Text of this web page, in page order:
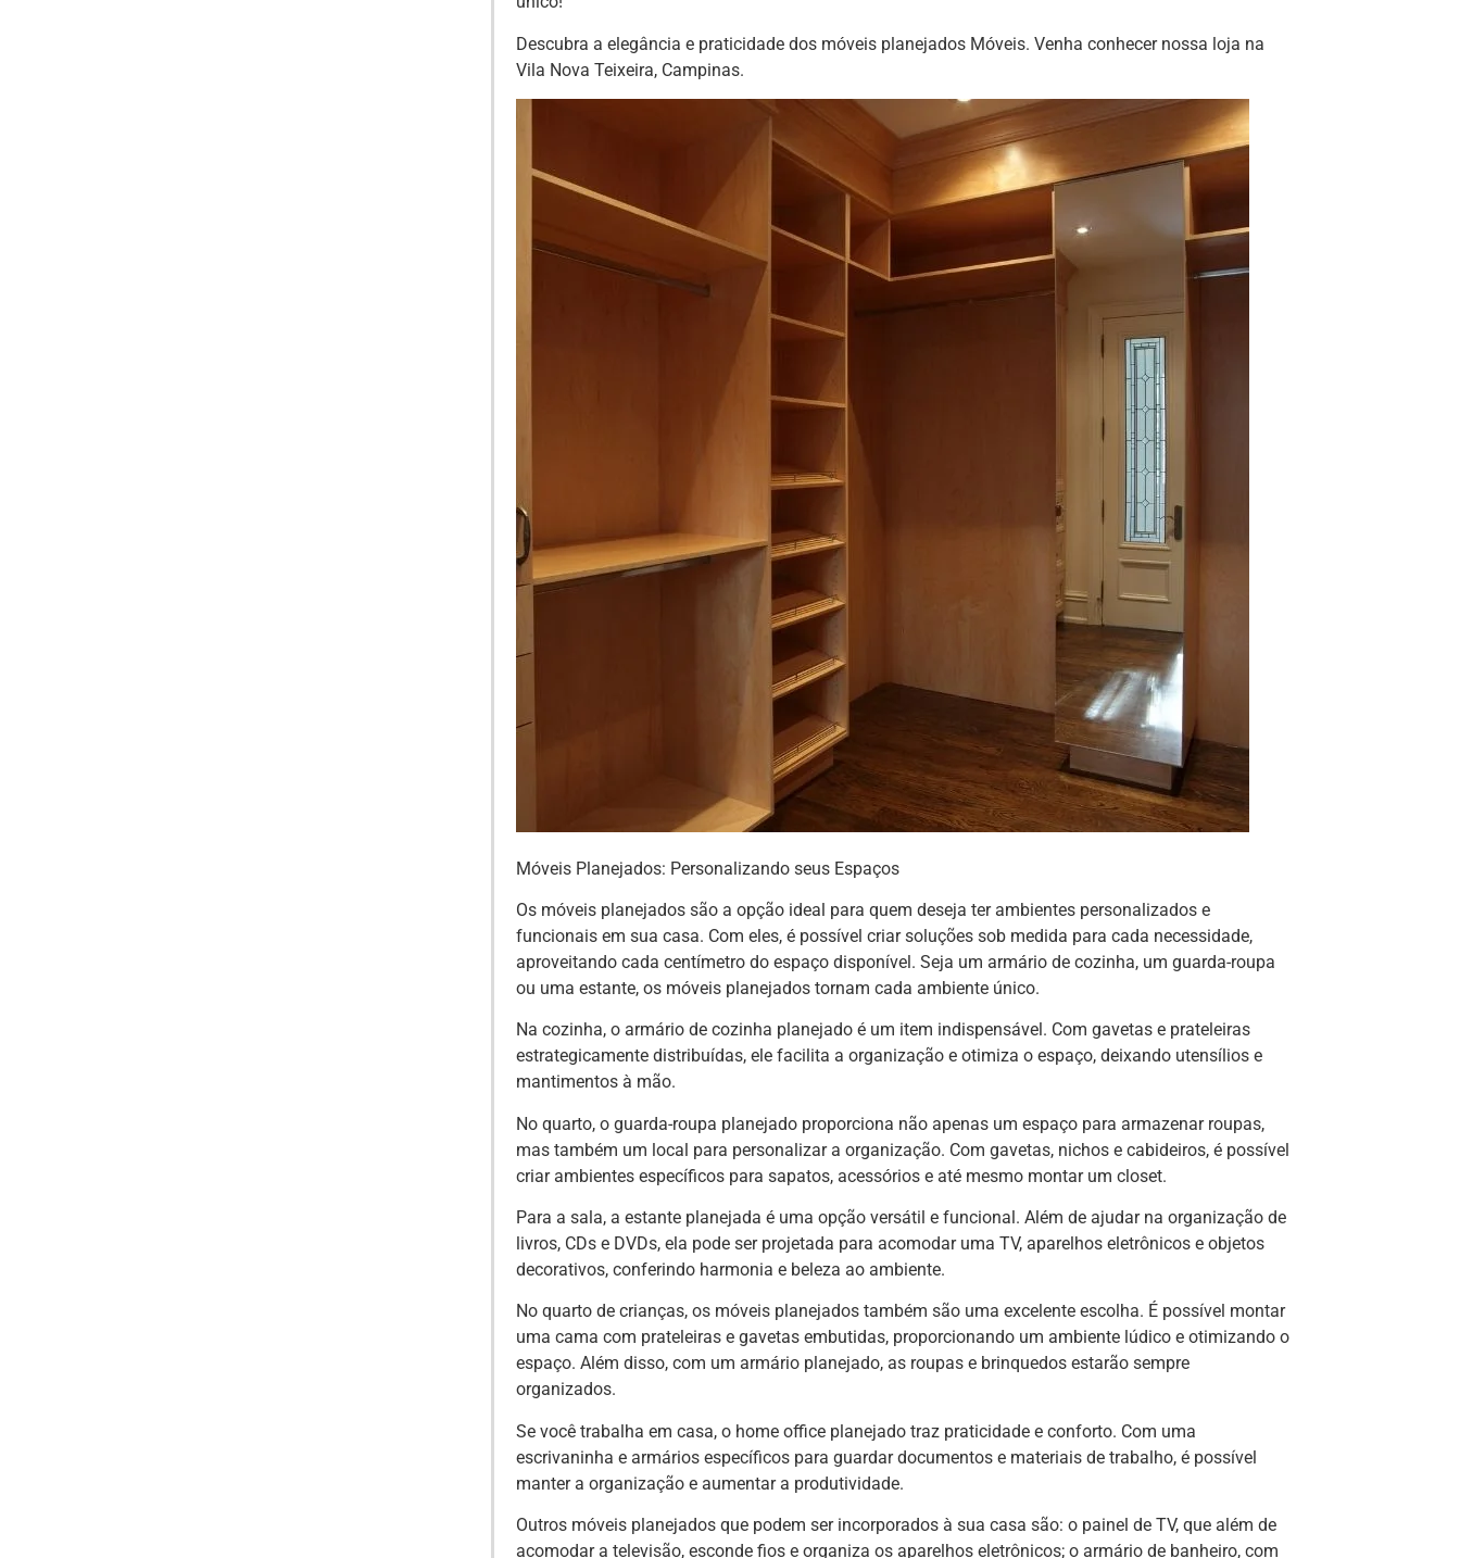
Descubra a elegância e praticidade dos móveis planejados Móveis. Venha conhecer nossa loja na
Vila Nova Teixeira, Campinas.
Móveis Planejados: Personalizando seus Espaços
Os móveis planejados são a opção ideal para quem deseja ter ambientes personalizados e
funcionais em sua casa. Com eles, é possível criar soluções sob medida para cada necessidade,
aproveitando cada centímetro do espaço disponível. Seja um armário de cozinha, um guarda-roupa
ou uma estante, os móveis planejados tornam cada ambiente único.
Na cozinha, o armário de cozinha planejado é um item indispensável. Com gavetas e prateleiras
estrategicamente distribuídas, ele facilita a organização e otimiza o espaço, deixando utensílios e
mantimentos à mão.
No quarto, o guarda-roupa planejado proporciona não apenas um espaço para armazenar roupas,
mas também um local para personalizar a organização. Com gavetas, nichos e cabideiros, é possível
criar ambientes específicos para sapatos, acessórios e até mesmo montar um closet.
Para a sala, a estante planejada é uma opção versátil e funcional. Além de ajudar na organização de
livros, CDs e DVDs, ela pode ser projetada para acomodar uma TV, aparelhos eletrônicos e objetos
decorativos, conferindo harmonia e beleza ao ambiente.
No quarto de crianças, os móveis planejados também são uma excelente escolha. É possível montar
uma cama com prateleiras e gavetas embutidas, proporcionando um ambiente lúdico e otimizando o
espaço. Além disso, com um armário planejado, as roupas e brinquedos estarão sempre
organizados.
Se você trabalha em casa, o home office planejado traz praticidade e conforto. Com uma
escrivaninha e armários específicos para guardar documentos e materiais de trabalho, é possível
manter a organização e aumentar a produtividade.
Outros móveis planejados que podem ser incorporados à sua casa são: o painel de TV, que além de
acomodar a televisão, esconde fios e organiza os aparelhos eletrônicos; o armário de banheiro, com